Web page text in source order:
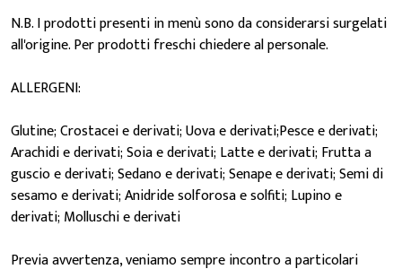
N.B. I prodotti presenti in menù sono da considerarsi surgelati
all'origine. Per prodotti freschi chiedere al personale.
ALLERGENI:
Glutine; Crostacei e derivati; Uova e derivati;Pesce e derivati;
Arachidi e derivati; Soia e derivati; Latte e derivati; Frutta a
guscio e derivati; Sedano e derivati; Senape e derivati; Semi di
sesamo e derivati; Anidride solforosa e solfiti; Lupino e
derivati; Molluschi e derivati
Previa avvertenza, veniamo sempre incontro a particolari